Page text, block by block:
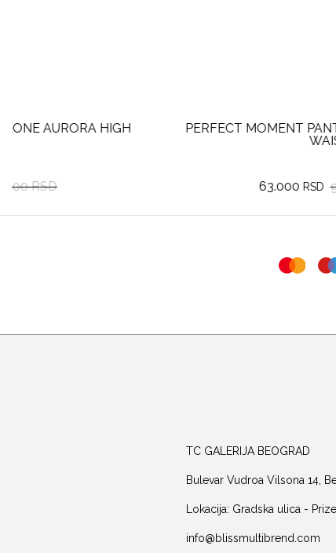
PERFECT MOMENT PANTALONE AURORA HIGH
TC GALERIJA BEOGRAD
Bulevar Vudroa Vilsona 14,
Lokacija: Gradska ulica -